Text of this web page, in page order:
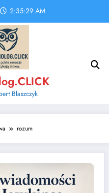
2:35:29 AM
Błaszczyk
rozum